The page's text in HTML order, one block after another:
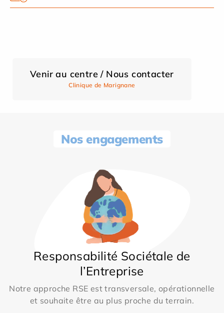
Venir au centre / Nous contacter
Clinique de Marignane
Nos engagements
Responsabilité Sociétale de
l’Entreprise
Notre approche RSE est transversale, opérationnelle
et souhaite être au plus proche du terrain.